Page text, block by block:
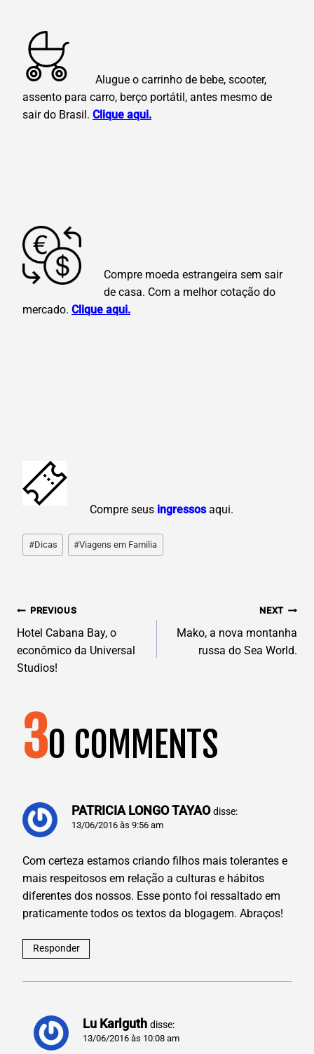
Alugue o carrinho de bebe, scooter,
assento para carro, berço portátil, antes mesmo de
sair do Brasil. Clique aqui.
Compre moeda estrangeira sem sair
de casa. Com a melhor cotação do
mercado. Clique aqui.
Compre seus ingressosaqui.
Post
Tags:
#Dicas #Viagens em Familia
NAVEGAÇÃO
DE
POST
PREVIOUS
Hotel Cabana Bay, o
econômico da Universal
Studios!
NEXT
Mako, a nova montanha
russa do Sea World.
30 COMMENTS
PATRICIA LONGO TAYAO disse:
13/06/2016 às 9:56 am
Com certeza estamos criando filhos mais tolerantes e
mais respeitosos em relação a culturas e hábitos
diferentes dos nossos. Esse ponto foi ressaltado em
praticamente todos os textos da blogagem. Abraços!
Responder
Lu Karlguth disse:
13/06/2016 às 10:08 am